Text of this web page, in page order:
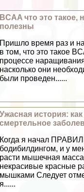
BCAA что это такое,
полезны
Пришло время раз и
в том, что это такое
процессе
насколько они
были проведен......
Ужасная история:
cмepтельное
Когда я начал
бодибилдингом, и у
расти мышечная
некрасивые красные
мышками Следует
я......